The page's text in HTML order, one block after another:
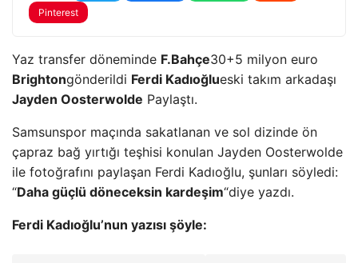
Pinterest
Yaz transfer döneminde F.Bahçe30+5 milyon euro
Brightongönderildi Ferdi Kadıoğlueski takım arkadaşı
Jayden Oosterwolde Paylaştı.
Samsunspor maçında sakatlanan ve sol dizinde ön
çapraz bağ yırtığı teşhisi konulan Jayden Oosterwolde
ile fotoğrafını paylaşan Ferdi Kadıoğlu, şunları söyledi:
“Daha güçlü döneceksin kardeşim“diye yazdı.
Ferdi Kadıoğlu’nun yazısı şöyle: